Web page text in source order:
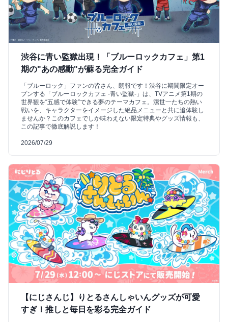
渋谷に青い監獄出現！「ブルーロックカフェ」第1
期の"あの感動"が蘇る完全ガイド
「ブルーロック」ファンの皆さん、朗報です！渋谷に期間限定オー
プンする「ブルーロックカフェ -青い監獄-」は、TVアニメ第1期の
世界観を“五感で体験”できる夢のテーマカフェ。潔世一たちの熱い
戦いを、キャラクターをイメージした絶品メニューと共に追体験し
ませんか？このカフェでしか味わえない限定特典やグッズ情報も、
この記事で徹底解説します！
2026/07/29
【にじさんじ】りとるさんしゃいんグッズが可愛
すぎ！推しと毎日を彩る完全ガイド